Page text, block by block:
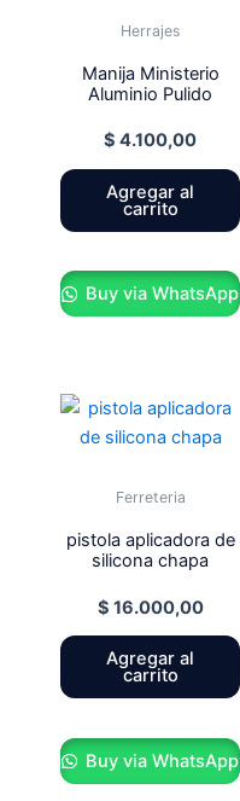
Herrajes
Manija Ministerio
Aluminio Pulido
$ 4.100,00
Agregar al
carrito
Buy via WhatsApp
Ferreteria
pistola aplicadora de
silicona chapa
$ 16.000,00
Agregar al
carrito
Buy via WhatsApp